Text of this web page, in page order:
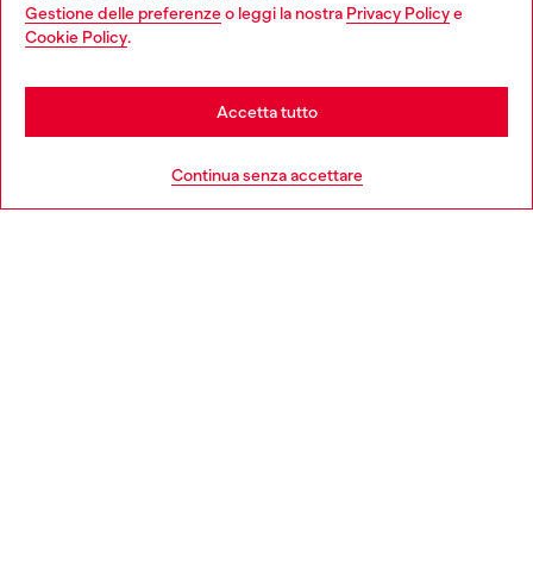
Gestione delle preferenzeo leggi la nostra Privacy Policye
Cookie Policy.
Continua senza accettare
Accetta tutto
You are currently browsing Italia website, but it seems you may
be based in United States